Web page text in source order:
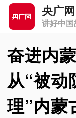
央广网
讲好中国
奋进内
从“被动
理”内蒙